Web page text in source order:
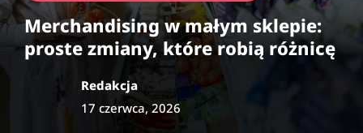
Merchandising w małym sklepie:
proste zmiany, które robią różnicę
Redakcja
17 czerwca, 2026